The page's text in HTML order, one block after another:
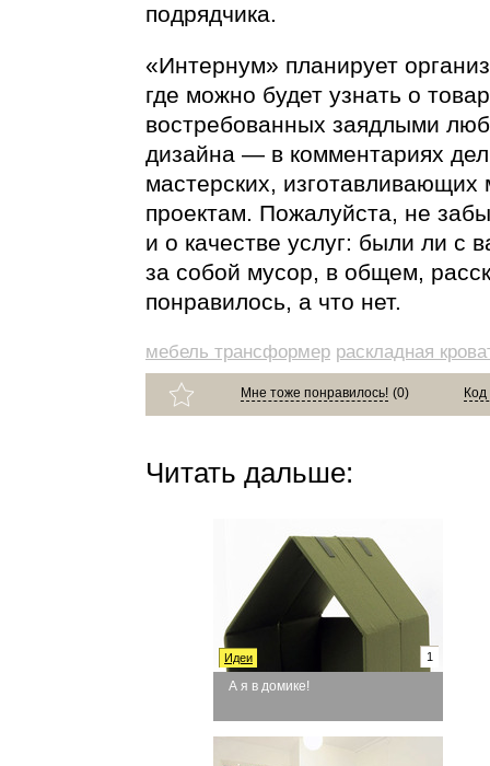
подрядчика.
«Интернум» планирует
где можно будет узнать о
востребованных заядлыми
дизайна — в комментариях
мастерских,
проектам. Пожалуйста, не
и о качестве услуг: были ли с
за собой мусор, в общем,
понравилось, а что нет.
мебель трансформер раскладная
Мне тоже понравилось! (0) Код
Читать дальше:
А я в домике!
1
Идеи